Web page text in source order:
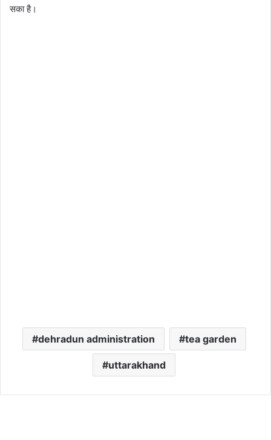
सका है।
dehradun administration tea garden
uttarakhand